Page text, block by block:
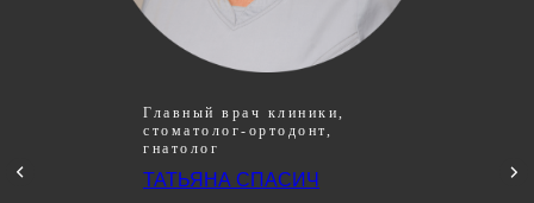
Главный врач клиники,
стоматолог-ортодонт,
гнатолог
ТАТЬЯНА СПАСИЧ
БОЛЬШЕ ОТЗЫВОВ ЗДЕСЬ
Яндекс Google